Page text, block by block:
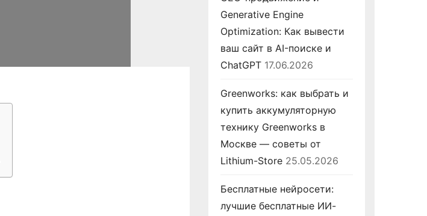
Generative Engine
Optimization: Как вывести
ваш сайт в AI-поиске и
ChatGPT 17.06.2026
Greenworks: как выбрать и
купить аккумуляторную
технику Greenworks в
Москве — советы от
Lithium-Store 25.05.2026
Бесплатные нейросети:
лучшие бесплатные ИИ-